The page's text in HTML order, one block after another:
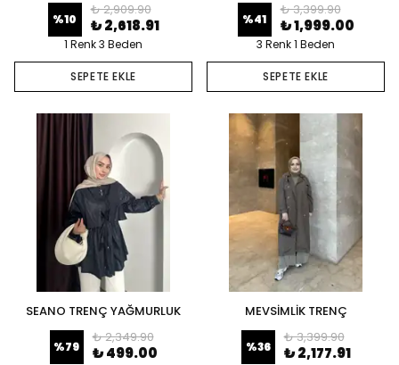
%10
₺ 2,909.90
₺ 2,618.91
1 Renk 3 Beden
SEPETE EKLE
%41
₺ 3,399.90
₺ 1,999.00
3 Renk 1 Beden
SEPETE EKLE
SEANO TRENÇ YAĞMURLUK
%79
₺ 2,349.90
₺ 499.00
MEVSİMLİK TRENÇ
%36
₺ 3,399.90
₺ 2,177.91